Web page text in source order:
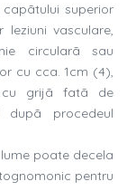
superior
vasculare,
circularã sau
cu cca. 1cm (4),
cu grijã fatã de
dupã procedeul
poate decela
pentru